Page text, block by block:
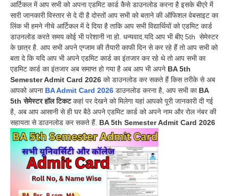
आर्टिकल में आप सभी को अपना एडमिट कार्ड कैसे डाउनलोड करना है इसके बीएरे में
सारी जानकारी विस्तार से दे दी है दोस्तों आप सभी को बताने की ऑफिशल वेबसाइट का
लिंक भी हमने नीचे आर्टिकल में दे दिया है ताकि आप सभी विद्यार्थियों को एडमिट कार्ड
डाउनलोड करते समय कोई भी परेशानी ना हो. धन्यवाद.यदि आप भी बीए 5th सेमेस्टर
के छात्र है. आप सभी अपने एग्जाम की तैयारी काफी दिन से कर रहे हैं तो आप सभी को
बता दे कि यदि आप भी अपने एडमिट कार्ड का इंतजार कर रहे थे तो आप सभी का
एडमिट कार्ड का इंतजार अब समाप्त हो गया है अब आप भी अपने BA 5th
Semester Admit Card 2026 को डाउनलोड कर सकते हैं किस तरीके से अब
आपको अपना BA Admit Card 2026 डाउनलोड करना है, आप सभी का BA
5th सेमेस्टर हॉल टिकटकहां पर देखने को मिलेगा यहां आपको पूरी जानकारी दी गई
है, अब आप आसानी से ही घर बैठे अपने एडमिट कार्ड को अपने नाम और रोल नंबर की
सहायता से डाउनलोड कर सकते हैं. BA 5th Semester Admit Card 2026